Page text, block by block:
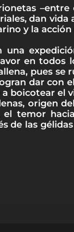
dan
y la
en todos
pues se
dar con
boicotear el
origen
el temor
de las